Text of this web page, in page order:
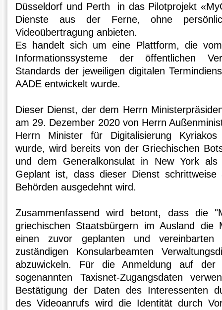
Düsseldorf und Perth in das Pilotprojekt
Dienste aus der Ferne, ohne
Videoübertragung anbieten.
Es handelt sich um eine Plattform, die
Informationssysteme der öffentlichen
Standards der jeweiligen digitalen
AADE entwickelt wurde.
Dieser Dienst, der dem Herrn
am 29. Dezember 2020 von Herrn
Herrn Minister für Digitalisierung Kyriakos
wurde, wird bereits von der Griechischen
und dem Generalkonsulat in New York als
Geplant ist, dass dieser Dienst schrittweise
Behörden ausgedehnt wird.
Zusammenfassend wird betont, dass die
griechischen Staatsbürgern im Ausland die
einen zuvor geplanten und
zuständigen Konsularbeamten
abzuwickeln. Für die Anmeldung auf der
sogenannten Taxisnet-Zugangsdaten
Bestätigung der Daten des Interessenten
des Videoanrufs wird die Identität durch